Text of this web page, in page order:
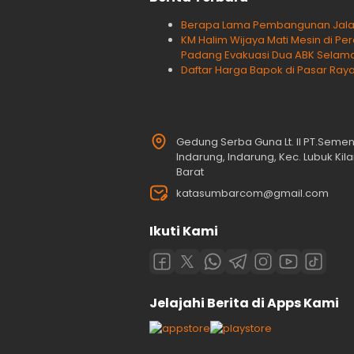
Berapa Lama Pembangunan
KM Halim Wijaya Mati Mesin di
Padang Evakuasi Dua ABK
Daftar Harga Bapok di Pasar
Gedung Serba Guna Lt. II
Indarung, Indarung, Kec. Lubuk
Barat
katasumbarcom@gmail.com
Ikuti Kami
Jelajahi Berita di Apps Kami